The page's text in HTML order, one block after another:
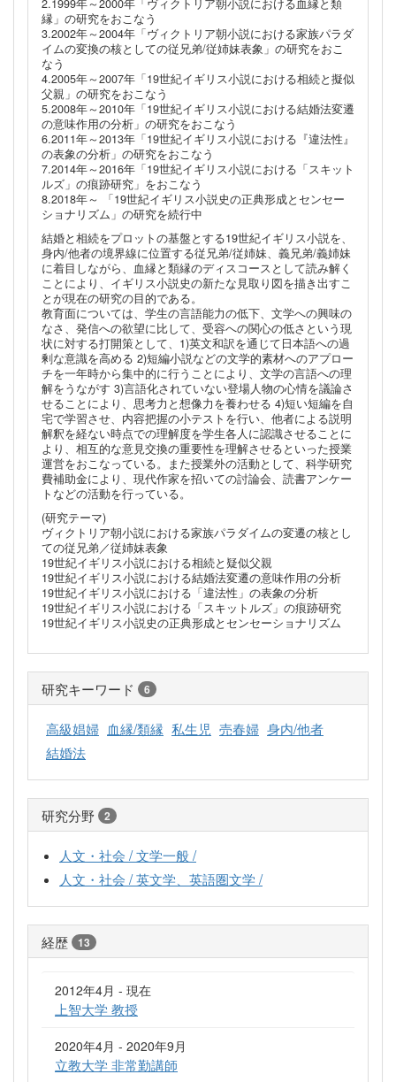
2.1999年～2000年「ヴィクトリア朝小説における血縁と類
縁」の研究をおこなう
3.2002年～2004年「ヴィクトリア朝小説における家族パラダ
イムの変換の核としての従兄弟/従姉妹表象」の研究をおこ
なう
4.2005年～2007年「19世紀イギリス小説における相続と擬似
父親」の研究をおこなう
5.2008年～2010年「19世紀イギリス小説における結婚法変遷
の意味作用の分析」の研究をおこなう
6.2011年～2013年「19世紀イギリス小説における『違法性』
の表象の分析」の研究をおこなう
7.2014年～2016年「19世紀イギリス小説における「スキット
ルズ」の痕跡研究」をおこなう
8.2018年～ 「19世紀イギリス小説史の正典形成とセンセー
ショナリズム」の研究を続行中
結婚と相続をプロットの基盤とする19世紀イギリス小説を、
身内/他者の境界線に位置する従兄弟/従姉妹、義兄弟/義姉妹
に着目しながら、血縁と類縁のディスコースとして読み解く
ことにより、イギリス小説史の新たな見取り図を描き出すこ
とが現在の研究の目的である。
教育面については、学生の言語能力の低下、文学への興味の
なさ、発信への欲望に比して、受容への関心の低さという現
状に対する打開策として、1)英文和訳を通じて日本語への過
剰な意識を高める 2)短編小説などの文学的素材へのアプロー
チを一年時から集中的に行うことにより、文学の言語への理
解をうながす 3)言語化されていない登場人物の心情を議論さ
せることにより、思考力と想像力を養わせる 4)短い短編を自
宅で学習させ、内容把握の小テストを行い、他者による説明
解釈を経ない時点での理解度を学生各人に認識させることに
より、相互的な意見交換の重要性を理解させるといった授業
運営をおこなっている。また授業外の活動として、科学研究
費補助金により、現代作家を招いての討論会、読書アンケー
トなどの活動を行っている。
(研究テーマ)
ヴィクトリア朝小説における家族パラダイムの変遷の核とし
ての従兄弟／従姉妹表象
19世紀イギリス小説における相続と疑似父親
19世紀イギリス小説における結婚法変遷の意味作用の分析
19世紀イギリス小説における「違法性」の表象の分析
19世紀イギリス小説における「スキットルズ」の痕跡研究
19世紀イギリス小説史の正典形成とセンセーショナリズム
研究キーワード 6
高級娼婦 血縁/類縁 私生児 売春婦 身内/他者
結婚法
研究分野 2
人文・社会 / 文学一般 /
人文・社会 / 英文学、英語圏文学 /
経歴 13
2012年4月 - 現在
上智大学 教授
2020年4月 - 2020年9月
立教大学 非常勤講師